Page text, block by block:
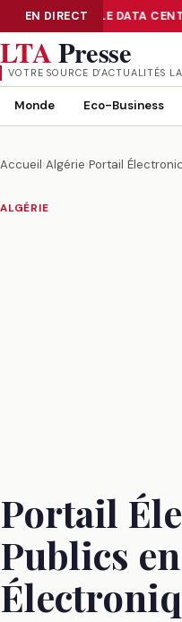
EN DIRECT: LE DATA
NUMÉRISATION : LE DATA
LTAPresse
VOTRE SOURCE D’ACTUALITÉS
Monde Eco-Business
Accueil›Algérie›Portail
ALGÉRIE
Portail
Publics